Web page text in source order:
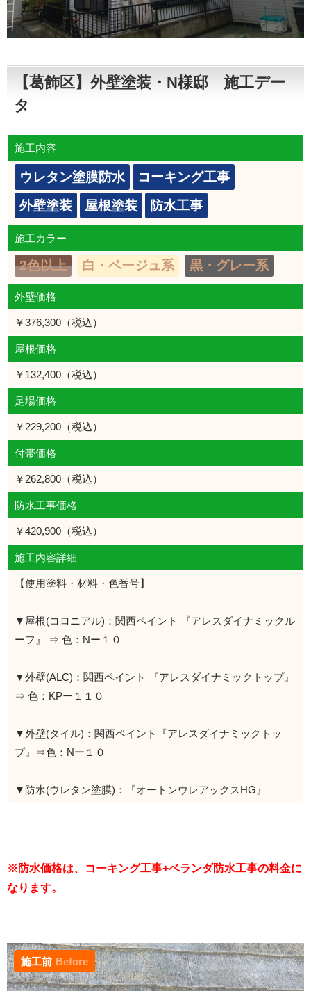
【葛飾区】外壁塗装・N様邸 施工デー
タ
施工内容
ウレタン塗膜防水
コーキング工事
外壁塗装
屋根塗装 防水工事
施工カラー
2色以上 白・ベージュ系 黒・グレー系
外壁価格
￥376,300（税込）
屋根価格
￥132,400（税込）
足場価格
￥229,200（税込）
付帯価格
￥262,800（税込）
防水工事価格
￥420,900（税込）
施工内容詳細
【使用塗料・材料・色番号】
▼屋根(コロニアル)：関西ペイント 『アレスダイナミックル
ーフ』 ⇒ 色：Nー１０
▼外壁(ALC)：関西ペイント 『アレスダイナミックトップ』
⇒ 色：KPー１１０
▼外壁(タイル)：関西ペイント『アレスダイナミックトッ
プ』⇒色：Nー１０
▼防水(ウレタン塗膜)：『オートンウレアックスHG』
※防水価格は、コーキング工事+ベランダ防水工事の料金に
なります。
施工前 Before